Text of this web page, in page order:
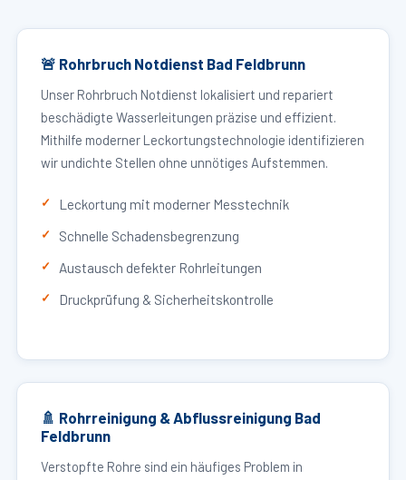
🚨 Rohrbruch Notdienst Bad Feldbrunn
Unser Rohrbruch Notdienst lokalisiert und repariert
beschädigte Wasserleitungen präzise und effizient.
Mithilfe moderner Leckortungstechnologie identifizieren
wir undichte Stellen ohne unnötiges Aufstemmen.
Leckortung mit moderner Messtechnik
Schnelle Schadensbegrenzung
Austausch defekter Rohrleitungen
Druckprüfung & Sicherheitskontrolle
🚿 Rohrreinigung & Abflussreinigung Bad
Feldbrunn
Verstopfte Rohre sind ein häufiges Problem in